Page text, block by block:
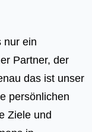
nur ein
Partner, der
das ist unser
persönlichen
Ziele und